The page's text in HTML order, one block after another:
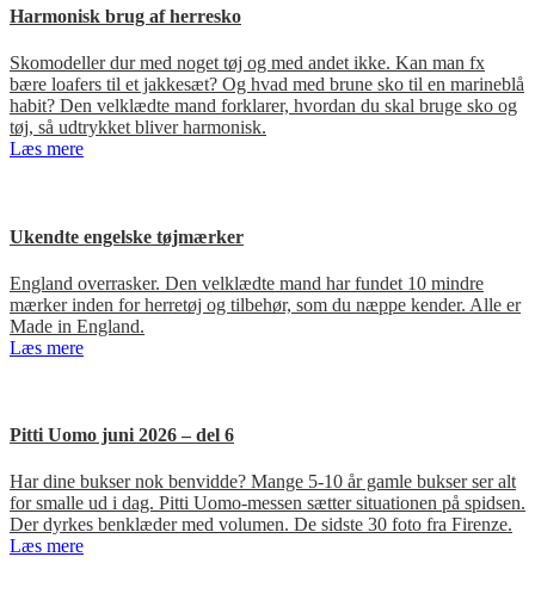
Harmonisk brug af herresko
Skomodeller dur med noget tøj og med andet ikke. Kan man fx
bære loafers til et jakkesæt? Og hvad med brune sko til en marineblå
habit? Den velklædte mand forklarer, hvordan du skal bruge sko og
tøj, så udtrykket bliver harmonisk.
Læs mere
Ukendte engelske tøjmærker
England overrasker. Den velklædte mand har fundet 10 mindre
mærker inden for herretøj og tilbehør, som du næppe kender. Alle er
Made in England.
Læs mere
Pitti Uomo juni 2026 – del 6
Har dine bukser nok benvidde? Mange 5-10 år gamle bukser ser alt
for smalle ud i dag. Pitti Uomo-messen sætter situationen på spidsen.
Der dyrkes benklæder med volumen. De sidste 30 foto fra Firenze.
Læs mere